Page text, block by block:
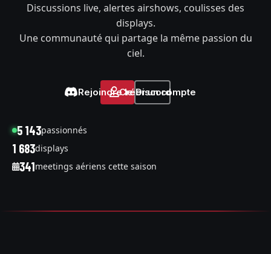
Discussions live, alertes airshows, coulisses des
displays.
Une communauté qui partage la même passion du
ciel.
Rejoindre le Discord
Créer un compte
5 143passionnés
1 683displays
341meetings aériens cette saison